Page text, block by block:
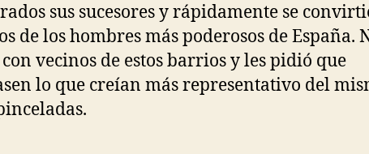
sus sucesores y rápidamente se
de los hombres más poderosos de España.
vecinos de estos barrios y les pidió que
lo que creían más representativo del